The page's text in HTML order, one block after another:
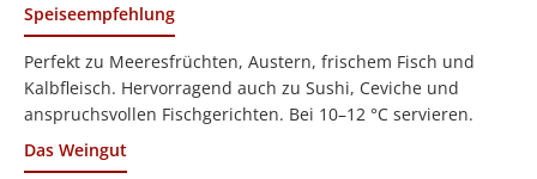
Speiseempfehlung
Perfekt zu Meeresfrüchten, Austern, frischem Fisch und
Kalbfleisch. Hervorragend auch zu Sushi, Ceviche und
anspruchsvollen Fischgerichten. Bei 10–12 °C servieren.
Das Weingut